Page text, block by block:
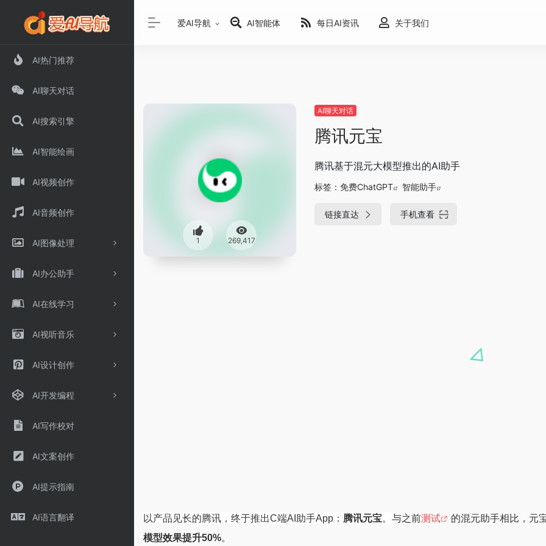
AI热门推荐
AI聊天对话
AI搜索引擎
AI智能绘画
AI视频创作
AI音频创作
AI图像处理
AI办公助手
AI在线学习
AI视听音乐
AI设计创作
AI开发编程
AI写作校对
AI文案创作
AI提示指南
AI语言翻译
爱AI导航 AI智能体 每日AI资讯 关于我们
1 269,417
AI聊天对话
腾讯元宝
腾讯基于混元大模型推出的AI助手
标签： 免费ChatGPT 智能助手
链接直达 手机查看
以产品见长的腾讯，终于推出C端AI助手App： 腾讯元宝。 与之前测试
的混元助手相比，元
模型效果提升50%。